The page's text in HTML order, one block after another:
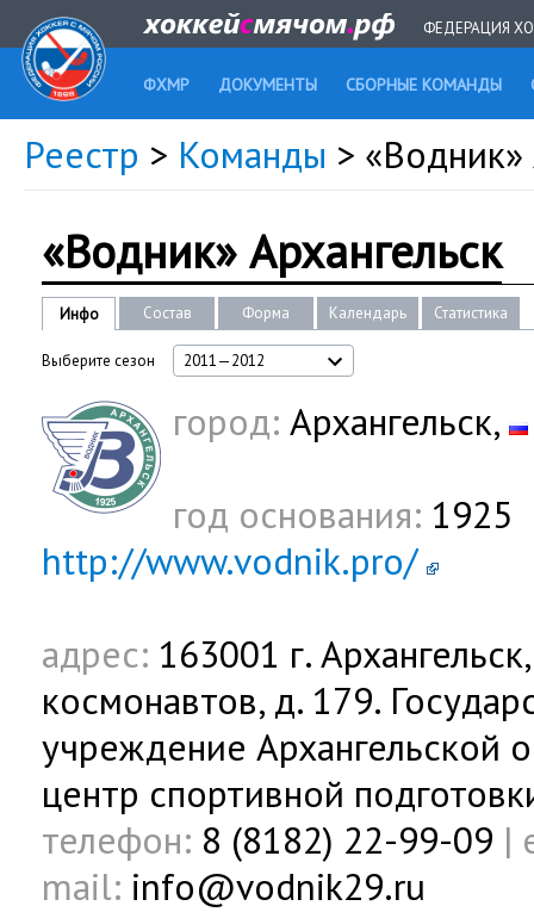
ФЕДЕРАЦИЯ
ФХМР ДОКУМЕНТЫ СБОРНЫЕ КОМАНДЫ
Реестр > Команды > «Водник»
«Водник» Архангельск
Инфо Состав Форма Календарь Статистика
Выберите сезон 2011—2012
город: Архангельск,
год основания: 1925
http://www.vodnik.pro/
адрес: 163001 г.
космонавтов, д. 179.
учреждение Архангельской
центр спортивной
телефон: 8 (8182) 22-99-09 |
mail: info@vodnik29.ru